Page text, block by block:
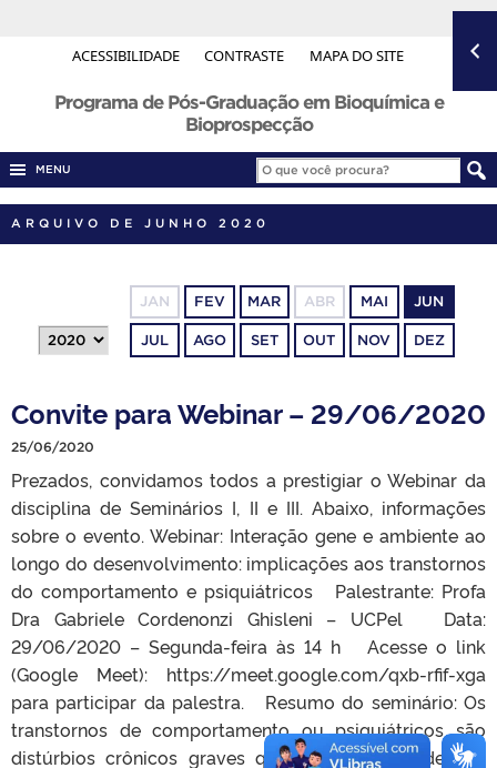
ACESSIBILIDADE CONTRASTE MAPA DO SITE
Programa de Pós-Graduação em Bioquímica e
Bioprospecção
MENU
ARQUIVO DE JUNHO 2020
JAN FEV MAR ABR MAI JUN
JUL AGO SET OUT NOV DEZ
Convite para Webinar – 29/06/2020
25/06/2020
Prezados, convidamos todos a prestigiar o Webinar da
disciplina de Seminários I, II e III. Abaixo, informações
sobre o evento. Webinar: Interação gene e ambiente ao
longo do desenvolvimento: implicações aos transtornos
do comportamento e psiquiátricos Palestrante: Profa
Dra Gabriele Cordenonzi Ghisleni – UCPel Data:
29/06/2020 – Segunda-feira às 14 h Acesse o link
(Google Meet): https://meet.google.com/qxb-rfif-xga
para participar da palestra. Resumo do seminário: Os
transtornos de comportamento ou psiquiátricos são
distúrbios crônicos graves que afetam cerca de 792